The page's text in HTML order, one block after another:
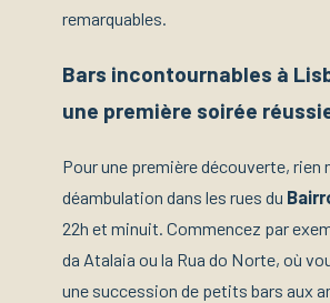
remarquables.
Bars incontournables à
une première soirée
Pour une première découverte, rien
déambulation dans les rues du
22h et minuit. Commencez par
da Atalaia ou la Rua do Norte, où
une succession de petits bars aux